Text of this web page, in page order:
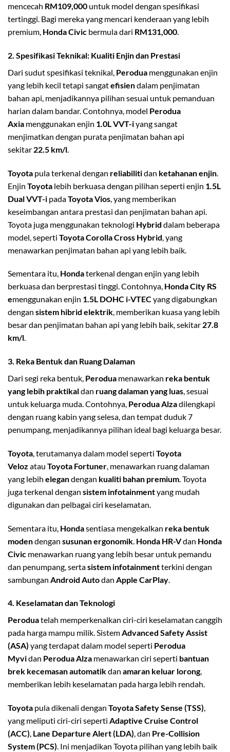
mencecah RM109,000 untuk model dengan spesifikasi
tertinggi. Bagi mereka yang mencari kenderaan yang lebih
premium, Honda Civic bermula dari RM131,000.
2. Spesifikasi Teknikal: Kualiti Enjin dan Prestasi
Dari sudut spesifikasi teknikal, Perodua menggunakan enjin
yang lebih kecil tetapi sangatefisiendalam penjimatan
bahan api, menjadikannya pilihan sesuai untuk pemanduan
harian dalam bandar. Contohnya, model Perodua
Axia menggunakan enjin 1.0L VVT-iyang sangat
menjimatkan dengan purata penjimatan bahan api
sekitar 22.5 km/l
Toyota pula terkenal dengan reliabilitidan ketahanan enjin
Enjin Toyota lebih berkuasa dengan pilihan seperti enjin 1.5L
Dual VVT-i padaToyota Vios , yang memberikan
keseimbangan antara prestasi dan penjimatan bahan api.
Toyota juga menggunakan teknologi Hybrid dalam beberapa
model, seperti Toyota Corolla Cross Hybrid , yang
menawarkan penjimatan bahan api yang lebih baik.
Sementara itu, Hondaterkenal dengan enjin yang lebih
berkuasa dan berprestasi tinggi. Contohnya, Honda City RS
emenggunakan enjin 1.5L DOHC i-VTECyang digabungkan
dengan sistem hibrid elektrik, memberikan kuasa yang lebih
besar dan penjimatan bahan api yang lebih baik, sekitar 27.8
km/l.
3. Reka Bentuk dan Ruang Dalaman
Dari segi reka bentuk, Perodua menawarkan reka bentuk
yang lebih praktikaldan ruang dalaman yang luas, sesuai
untuk keluarga muda. Contohnya, Perodua Alzadilengkapi
dengan ruang kabin yang selesa, dan tempat duduk 7
penumpang, menjadikannya pilihan ideal bagi keluarga besar.
Toyota, terutamanya dalam model seperti Toyota
Veloz atau Toyota Fortuner, menawarkan ruang dalaman
yang lebih elegandengan kualiti bahan premium. Toyota
juga terkenal dengan sistem infotainmentyang mudah
digunakan dan pelbagai ciri keselamatan.
Sementara itu, Hondasentiasa mengekalkan reka bentuk
modendengan susunan ergonomik Honda HR-Vdan Honda
Civic menawarkan ruang yang lebih besar untuk pemandu
dan penumpang, sertasistem infotainmentterkini dengan
sambungan Android Autodan Apple CarPlay
4. Keselamatan dan Teknologi
Peroduatelah memperkenalkan ciri-ciri keselamatan canggih
pada harga mampu milik. SistemAdvanced Safety Assist
(ASA) yang terdapat dalam model seperti Perodua
Myvidan Perodua Alza menawarkan ciri seperti bantuan
brek kecemasan automatikdan amaran keluar lorong,
memberikan lebih keselamatan pada harga lebih rendah.
Toyota pula dikenali dengan Toyota Safety Sense (TSS),
yang meliputi ciri-ciri seperti Adaptive Cruise Control
(ACC), Lane Departure Alert (LDA), dan Pre-Collision
System (PCS). Ini menjadikan Toyota pilihan yang lebih baik